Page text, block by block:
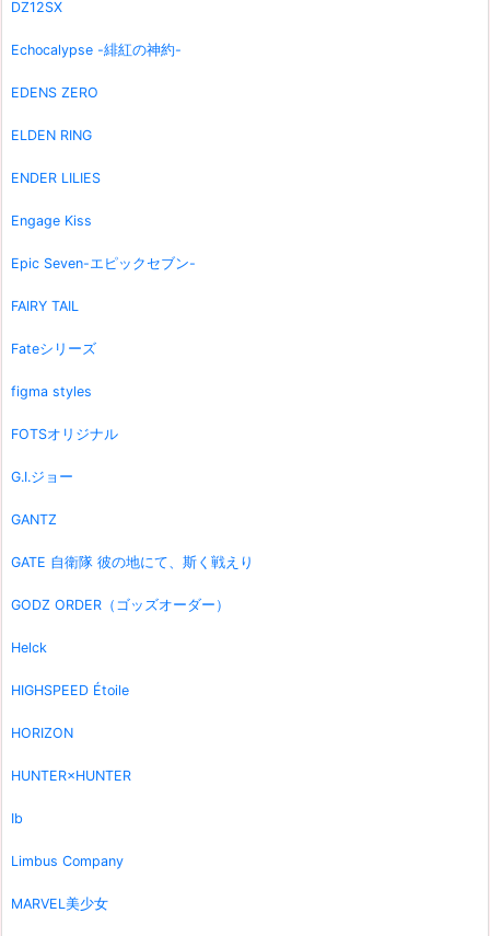
DZ12SX
Echocalypse -緋紅の神約-
EDENS ZERO
ELDEN RING
ENDER LILIES
Engage Kiss
Epic Seven-エピックセブン-
FAIRY TAIL
Fateシリーズ
figma styles
FOTSオリジナル
G.I.ジョー
GANTZ
GATE 自衛隊 彼の地にて、斯く戦えり
GODZ ORDER（ゴッズオーダー）
Helck
HIGHSPEED Étoile
HORIZON
HUNTER×HUNTER
Ib
Limbus Company
MARVEL美少女